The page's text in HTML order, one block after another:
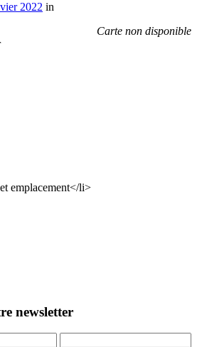
2022 in
Carte non disponible
emplacement</li>
newsletter